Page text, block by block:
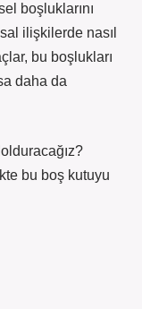
boşluklarını
ilişkilerde nasıl
bu boşlukları
daha da
bu boş kutuyu